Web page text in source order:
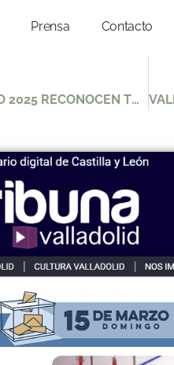
Prensa Contacto
EUROPA PRESS — “LOS PREMIOS ECOEMPLEO 2025 RECONOCEN TRES EMPRESAS QUE CONTRIBUYEN A PRESERVAR EL MEDIO AMBIENTE EN VALLADOLID”